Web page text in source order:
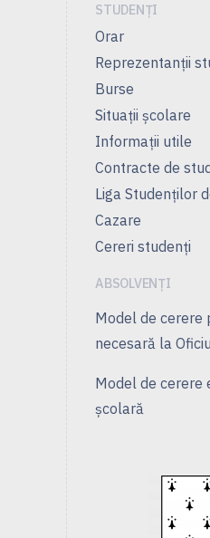
STUDENȚI
Orar
Reprezentanţii
Burse
Situații școlare
Informații utile
Contracte de
Liga Studenţilor
Cazare
Cereri studenți
ABSOLVENȚI
Model de cerere
necesară la
Model de cerere
școlară